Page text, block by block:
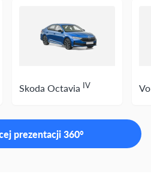
Skoda Octavia IV
prezentacji 360°